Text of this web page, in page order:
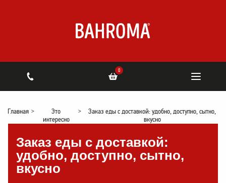
0
Главная >
Это
интересно
>
Заказ еды с доставкой: удобно, доступно, сытно,
вкусно
Заказ еды с доставкой:
удобно, доступно, сытно,
вкусно